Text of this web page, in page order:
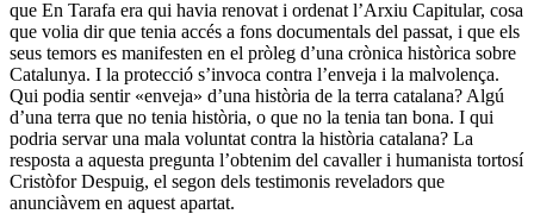
que En Tarafa era qui havia renovat i ordenat l’Arxiu Capitular, cosa
que volia dir que tenia accés a fons documentals del passat, i que els
seus temors es manifesten en el pròleg d’una crònica històrica sobre
Catalunya. I la protecció s’invoca contra l’enveja i la malvolença.
Qui podia sentir «enveja» d’una història de la terra catalana? Algú
d’una terra que no tenia història, o que no la tenia tan bona. I qui
podria servar una mala voluntat contra la història catalana? La
resposta a aquesta pregunta l’obtenim del cavaller i humanista tortosí
Cristòfor Despuig, el segon dels testimonis reveladors que
anunciàvem en aquest apartat.